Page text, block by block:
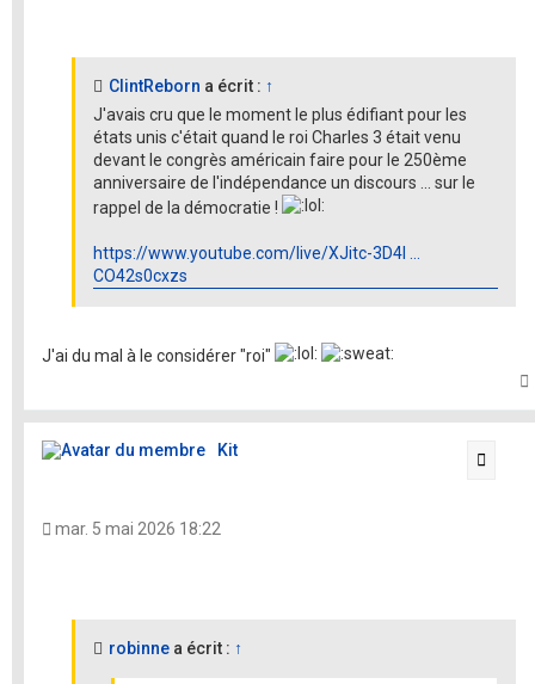
ClintReborn a écrit : ↑
J'avais cru que le moment le plus édifiant pour les
états unis c'était quand le roi Charles 3 était venu
devant le congrès américain faire pour le 250ème
anniversaire de l'indépendance un discours ... sur le
rappel de la démocratie !
https://www.youtube.com/live/XJitc-3D4l ...
CO42s0cxzs
J'ai du mal à le considérer "roi"
Kit
mar. 5 mai 2026 18:22
robinne a écrit : ↑